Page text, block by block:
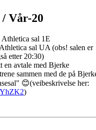
Vår-20
sal 1E
sal UA (obs! salen er
etter 20:30)
en avtale med Bjerke
sammen med de på
😊(veibeskrivelse her:
)